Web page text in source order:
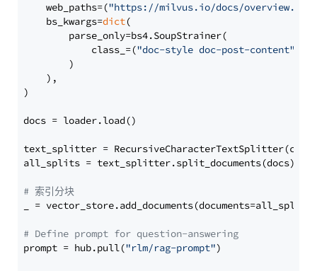
    web_paths=(
"https://milvus.io/docs/overview.md"
    bs_kwargs=
dict(
        parse_only=bs4.SoupStrainer(
            class_=(
"doc-style doc-post-content"
        )
    ),
)
docs = loader.load()
text_splitter =
all_splits = text_splitter.split_documents(docs)
# 索引分块
_ = vector_store.add_documents(documents=all_splits)
# Define prompt for question-answering
prompt = hub.pull("rlm/rag-prompt")